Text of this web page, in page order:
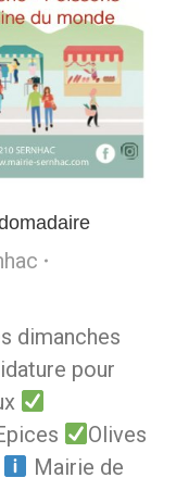
dimanches
pour
Olives
Mairie de